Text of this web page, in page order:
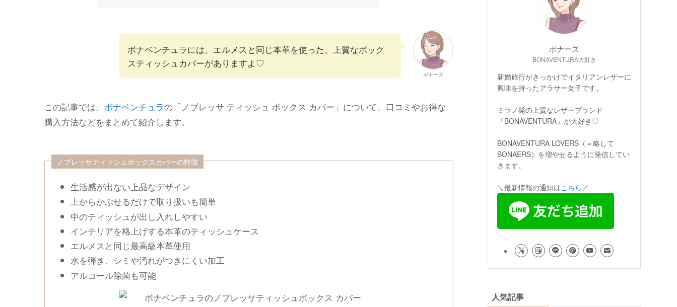
ボナーズ
ボナベンチュラには、エルメスと同じ本革を使った、上質なボック
スティッシュカバーがありますよ♡
この記事では、 ボナベンチュラの「ノブレッサ ティッシュ ボックス カバー」について、口コミやお得な
購入方法などをまとめて紹介します。
ノブレッサティッシュボックスカバーの特徴
生活感が出ない上品なデザイン
上からかぶせるだけで取り扱いも簡単
中のティッシュが出し入れしやすい
インテリアを格上げする本革のティッシュケース
エルメスと同じ最高級本革使用
水を弾き、シミや汚れがつきにくい加工
アルコール除菌も可能
ボナーズ
BONAVENTURA大好き
新婚旅行がきっかけでイタリアンレザーに
興味を持ったアラサー女子です。
ミラノ発の上質なレザーブランド
「BONAVENTURA」が大好き♡
BONAVENTURA LOVERS（＝略して
BONAERS）を増やせるように発信してい
きます。
＼最新情報の通知はこちら ／
人気記事